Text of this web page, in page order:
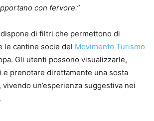
con fervore.”
dispone di filtri che permettono di
le cantine socie del Movimento Turismo
Gli utenti possono visualizzarle,
prenotare direttamente una sosta
un’esperienza suggestiva nei